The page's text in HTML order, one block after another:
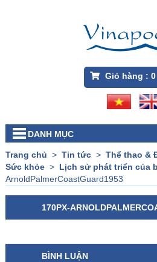
Giỏ hàng : 0
DANH MỤC
Trang chủ > Tin tức> Thể thao &
Sức khỏe> Lịch sử phát triển của
ArnoldPalmerCoastGuard1953
170PX-
BÌNH LUẬN